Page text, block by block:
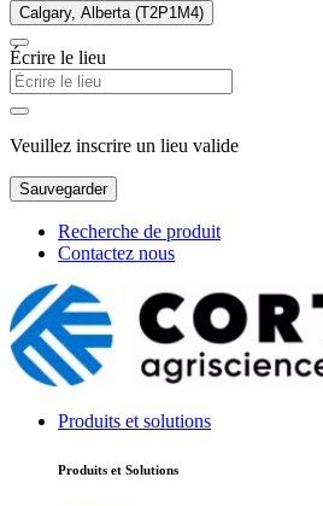
Calgary, Alberta (T2P1M4)
Écrire le lieu
Veuillez inscrire un lieu valide
Sauvegarder
Recherche de produit
Contactez nous
Produits et solutions
Produits et Solutions